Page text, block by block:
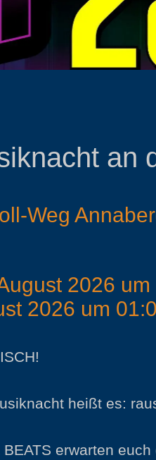
an
Weg
2026 um
heißt es:
erwarten